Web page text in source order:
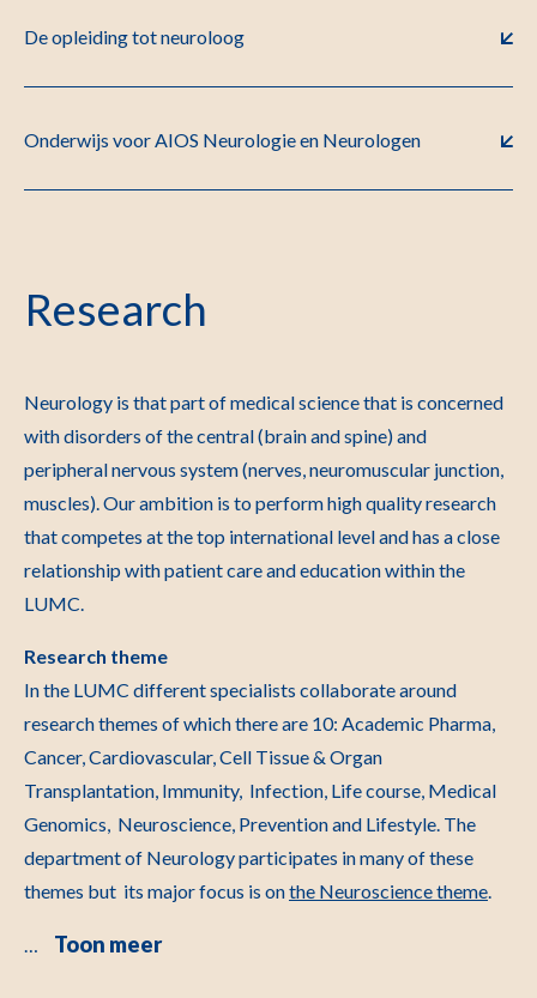
De opleiding tot neuroloog
Onderwijs voor AIOS Neurologie en Neurologen
Research
Neurology is that part of medical science that is concerned
with disorders of the central (brain and spine) and
peripheral nervous system (nerves, neuromuscular junction,
muscles). Our ambition is to perform high quality research
that competes at the top international level and has a close
relationship with patient care and education within the
LUMC.
Research theme
In the LUMC different specialists collaborate around
research themes of which there are 10: Academic Pharma,
Cancer, Cardiovascular, Cell Tissue & Organ
Transplantation, Immunity, Infection, Life course, Medical
Genomics, Neuroscience, Prevention and Lifestyle. The
department of Neurology participates in many of these
themes but its major focus is onthe Neuroscience theme.
… Toon meer